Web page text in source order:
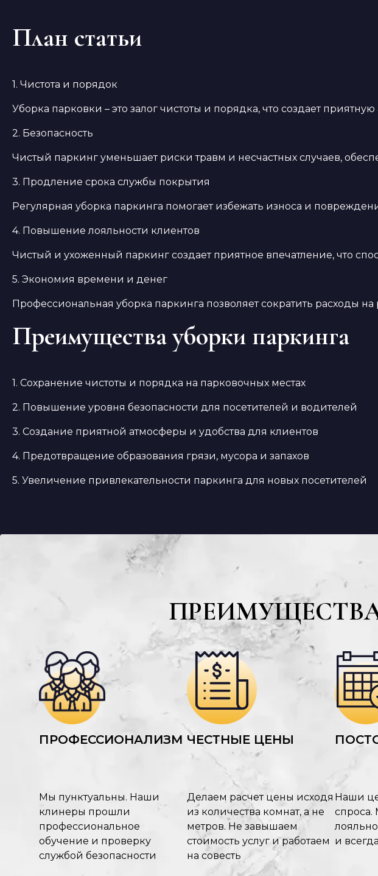
План статьи
1. Чистота и порядок
Уборка парковки – это залог чистоты и порядка, что создает
2. Безопасность
Чистый паркинг уменьшает риски травм и несчастных случаев,
3. Продление срока службы покрытия
Регулярная уборка паркинга помогает избежать износа и
4. Повышение лояльности клиентов
Чистый и ухоженный паркинг создает приятное впечатление, что
5. Экономия времени и денег
Профессиональная уборка паркинга позволяет сократить расходы
Преимущества уборки паркинга
1. Сохранение чистоты и порядка на парковочных местах
2. Повышение уровня безопасности для посетителей и водителей
3. Создание приятной атмосферы и удобства для клиентов
4. Предотвращение образования грязи, мусора и запахов
5. Увеличение привлекательности паркинга для новых посетителей
ПРОФЕССИОНАЛИЗМ
Мы пунктуальны. Наши
клинеры прошли
профессиональное
обучение и проверку
службой безопасности
ЧЕСТНЫЕ ЦЕНЫ
Делаем расчет цены исходя
из количества комнат, а не
метров. Не завышаем
стоимость услуг и работаем
на совесть
Наши
и